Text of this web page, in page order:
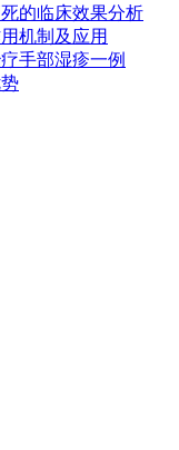
的临床效果分析
机制及应用
手部湿疹一例